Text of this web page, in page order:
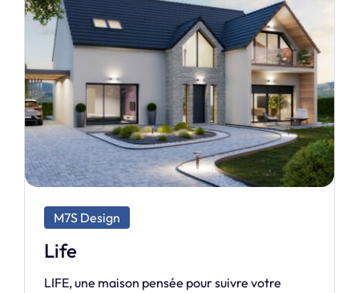
M7S Exclusive
Divine
Une maison répondant aux besoins du